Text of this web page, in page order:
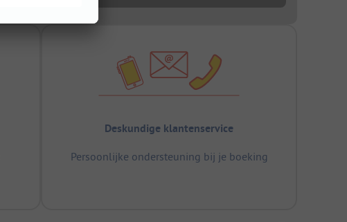
Deskundige klantenservice
Persoonlijke ondersteuning bij je boeking